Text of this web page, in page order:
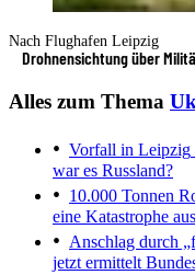
Nach Flughafen Leipzig
Drohnensichtung über
Alles zum Thema
Vorfall in Leipzig
war es Russland?
10.000 Tonnen
eine Katastrophe
Anschlag durch
jetzt ermittelt